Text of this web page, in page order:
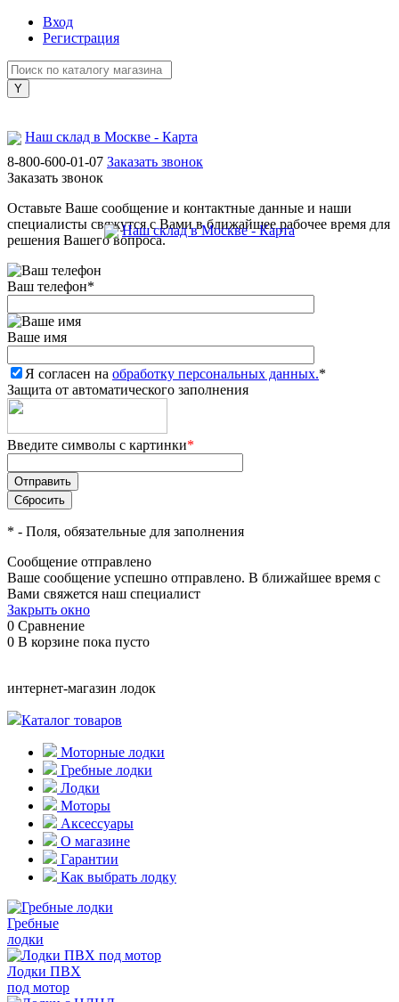
Вход
Регистрация
Наш склад в Москве - Карта
Наш склад в Москве - Карта
8-800-600-01-07 Заказать звонок
Заказать звонок
Оставьте Ваше сообщение и контактные данные и наши
специалисты свяжутся с Вами в ближайшее рабочее время для
решения Вашего вопроса.
Ваш телефон*
Ваше имя
Я согласен на обработку персональных данных.*
Защита от автоматического заполнения
Введите символы с картинки*
* - Поля, обязательные для заполнения
Сообщение отправлено
Ваше сообщение успешно отправлено. В ближайшее время с
Вами свяжется наш специалист
Закрыть окно
0 Сравнение
0 В корзине пока пусто
интернет-магазин лодок
Каталог товаров
Моторные лодки
Гребные лодки
Лодки
Моторы
Аксессуары
О магазине
Гарантии
Как выбрать лодку
Гребные
лодки
Лодки ПВХ
под мотор